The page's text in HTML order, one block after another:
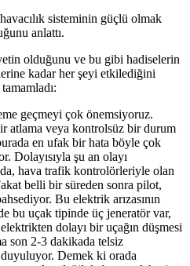
sisteminin güçlü olmak
anlattı.
olduğunu ve bu gibi hadiselerin
kadar her şeyi etkilediğini
geçmeyi çok önemsiyoruz.
atlama veya kontrolsüz bir durum
en ufak bir hata böyle çok
Dolayısıyla şu an olayı
hava trafik kontrolörleriyle olan
belli bir süreden sonra pilot,
Bu elektrik arızasının
bu uçak tipinde üç jeneratör var,
dolayı bir uçağın düşmesi
son 2-3 dakikada telsiz
duyuluyor. Demek ki orada